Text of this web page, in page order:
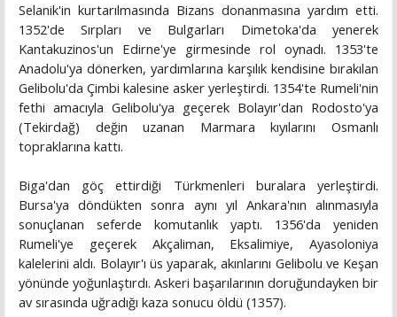
Selanik'in kurtarılmasında Bizans donanmasına yardım etti.
1352'de Sırpları ve Bulgarları Dimetoka'da yenerek
Kantakuzinos'un Edirne'ye girmesinde rol oynadı. 1353'te
Anadolu'ya dönerken, yardımlarına karşılık kendisine bırakılan
Gelibolu'da Çimbi kalesine asker yerleştirdi. 1354'te Rumeli'nin
fethi amacıyla Gelibolu'ya geçerek Bolayır'dan Rodosto'ya
(Tekirdağ) değin uzanan Marmara kıyılarını Osmanlı
topraklarına kattı.
Biga'dan göç ettirdiği Türkmenleri buralara yerleştirdi.
Bursa'ya döndükten sonra aynı yıl Ankara'nın alınmasıyla
sonuçlanan seferde komutanlık yaptı. 1356'da yeniden
Rumeli'ye geçerek Akçaliman, Eksalimiye, Ayasoloniya
kalelerini aldı. Bolayır'ı üs yaparak, akınlarını Gelibolu ve Keşan
yönünde yoğunlaştırdı. Askeri başarılarının doruğundayken bir
av sırasında uğradığı kaza sonucu öldü (1357).